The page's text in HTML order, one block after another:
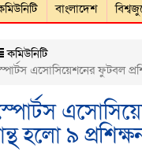
বাংলাদেশ
কমিউনিটি
এসোসিয়েশনের ফুটবল
হলো ৯